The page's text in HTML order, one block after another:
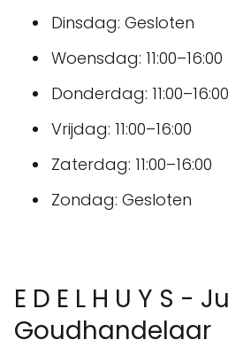
Dinsdag: Gesloten
Woensdag: 11:00–16:00
Donderdag: 11:00–16:00
Vrijdag: 11:00–16:00
Zaterdag: 11:00–16:00
Zondag: Gesloten
E D E L H U Y S -
Goudhandelaar